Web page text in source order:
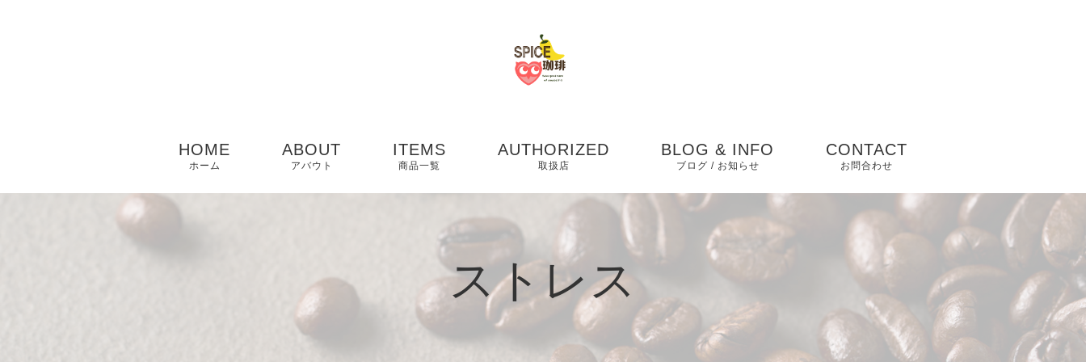
HOME
ホーム
ABOUT
アバウト
ITEMS
商品一覧
AUTHORIZED
取扱店
BLOG & INFO
ブログ / お知らせ
CONTACT
お問合わせ
ストレス